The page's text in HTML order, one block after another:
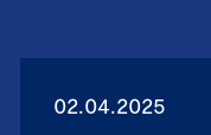
02.04.2025